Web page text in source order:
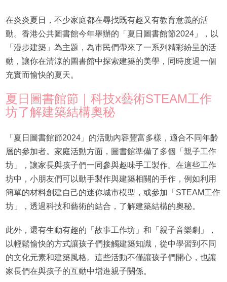
在炎炎夏日，不少家庭都在尋找既有趣又有教育意義的活
動。香港公共圖書館今年舉辦的「夏日圖書館節2024」，以
「漫步建築」為主題，為市民們帶來了一系列精彩紛呈的活
動，讓你在清涼的圖書館中探索建築的美學，同時度過一個
充實而愉快的夏天。
夏日圖書館節｜科技x藝術STEAM工作
坊了解建築結構奧秘
「夏日圖書館節2024」的活動內容豐富多樣，適合不同年齡
層的參加者。家庭活動方面，圖書館準備了多個「親子工作
坊」，讓家長與孩子們一同參與趣味手工製作。在這些工作
坊中，小朋友們可以動手製作與建築相關的手作，例如利用
簡單的材料創建自己的迷你城市模型，或參加「STEAM工作
坊」，透過科技和藝術的結合，了解建築結構的奧秘。
此外，還有生動有趣的「故事工作坊」和「親子音樂劇」，
以輕鬆愉快的方式讓孩子們接觸建築知識，從中學習到不同
的文化元素和建築風格。這些活動不僅讓孩子們開心，也讓
家長們在與孩子的互動中增進親子關係。